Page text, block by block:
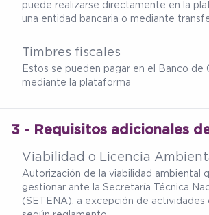
puede realizarse directamente en la
una entidad bancaria o mediante
Timbres fiscales
Estos se pueden pagar en el Banco de
mediante la plataforma
Viabilidad o Licencia
Autorización de la viabilidad ambiental
gestionar ante la Secretaría Técnica
(SETENA), a excepción de actividades